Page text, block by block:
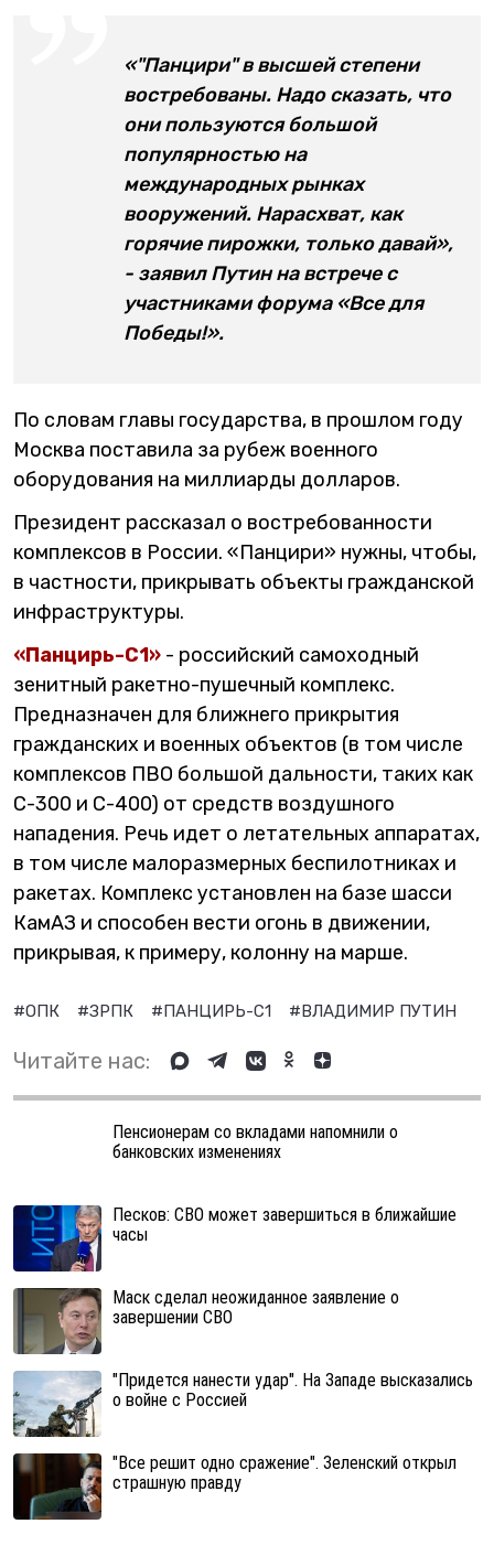
«"Панцири" в высшей степени
востребованы. Надо сказать, что
они пользуются большой
популярностью на
международных рынках
вооружений. Нарасхват, как
горячие пирожки, только давай»,
- заявил Путин на встрече с
участниками форума «Все для
Победы!».
По словам главы государства, в прошлом году
Москва поставила за рубеж военного
оборудования на миллиарды долларов.
Президент рассказал о востребованности
комплексов в России. «Панцири» нужны, чтобы,
в частности, прикрывать объекты гражданской
инфраструктуры.
«Панцирь-С1» - российский самоходный
зенитный ракетно-пушечный комплекс.
Предназначен для ближнего прикрытия
гражданских и военных объектов (в том числе
комплексов ПВО большой дальности, таких как
С-300 и С-400) от средств воздушного
нападения. Речь идет о летательных аппаратах,
в том числе малоразмерных беспилотниках и
ракетах. Комплекс установлен на базе шасси
КамАЗ и способен вести огонь в движении,
прикрывая, к примеру, колонну на марше.
#ОПК #ЗРПК #ПАНЦИРЬ-С1 #ВЛАДИМИР ПУТИН
Читайте нас:
Пенсионерам со вкладами напомнили о
банковских изменениях
Песков: СВО может завершиться в ближайшие
часы
Маск сделал неожиданное заявление о
завершении СВО
"Придется нанести удар". На Западе высказались
о войне с Россией
"Все решит одно сражение". Зеленский открыл
страшную правду